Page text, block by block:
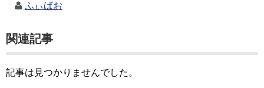
ふぃばお
関連記事
記事は見つかりませんでした。